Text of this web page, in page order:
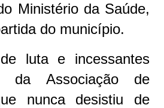
Ministério da Saúde,
do município.
luta e incessantes
da Associação de
nunca desistiu de